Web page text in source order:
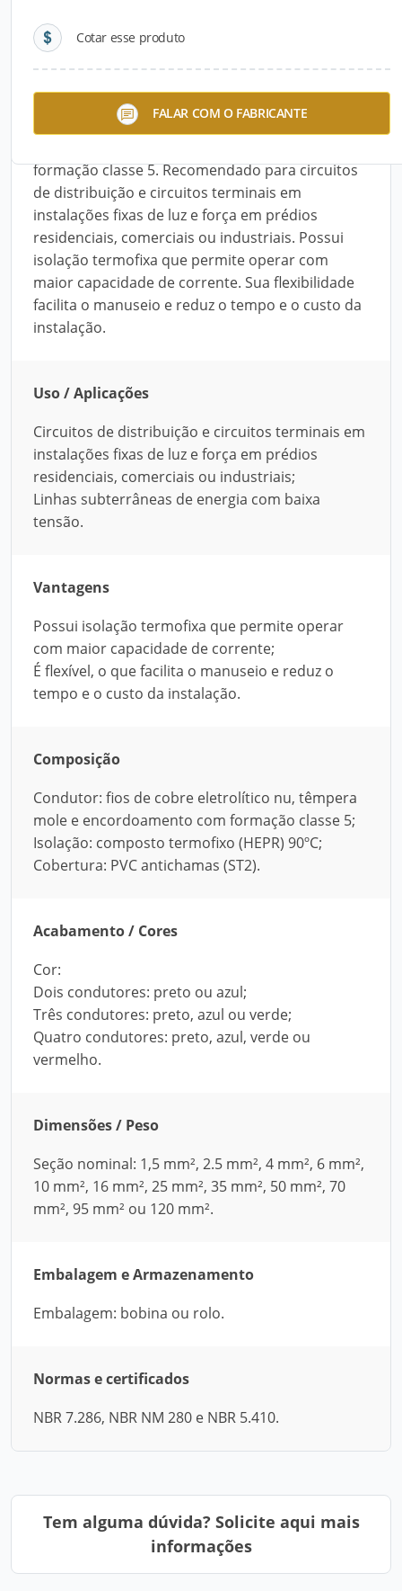
Cotar esse produto
FALAR COM O FABRICANTE
Descrição do Produto
O Cabo Indusflex Nax Flex Hepr 90°C Multipolar
0,6 / 1 KV é composto de fios de cobre eletrolítico
formação classe 5. Recomendado para circuitos
de distribuição e circuitos terminais em
instalações fixas de luz e força em prédios
residenciais, comerciais ou industriais. Possui
isolação termofixa que permite operar com
maior capacidade de corrente. Sua flexibilidade
facilita o manuseio e reduz o tempo e o custo da
instalação.
Uso / Aplicações
Circuitos de distribuição e circuitos terminais em
instalações fixas de luz e força em prédios
residenciais, comerciais ou industriais;
Linhas subterrâneas de energia com baixa
tensão.
Vantagens
Possui isolação termofixa que permite operar
com maior capacidade de corrente;
É flexível, o que facilita o manuseio e reduz o
tempo e o custo da instalação.
Composição
Condutor: fios de cobre eletrolítico nu, têmpera
mole e encordoamento com formação classe 5;
Isolação: composto termofixo (HEPR) 90ºC;
Cobertura: PVC antichamas (ST2).
Acabamento / Cores
Cor:
Dois condutores: preto ou azul;
Três condutores: preto, azul ou verde;
Quatro condutores: preto, azul, verde ou
vermelho.
Dimensões / Peso
Seção nominal: 1,5 mm², 2.5 mm², 4 mm², 6 mm²,
10 mm², 16 mm², 25 mm², 35 mm², 50 mm², 70
mm², 95 mm² ou 120 mm².
Embalagem e Armazenamento
Embalagem: bobina ou rolo.
Normas e certificados
NBR 7.286, NBR NM 280 e NBR 5.410.
Tem alguma dúvida? Solicite aqui mais
informações